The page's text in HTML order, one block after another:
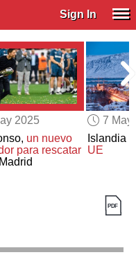
Sign In
2025
un nuevo
para rescatar
7 May
Islandia
UE